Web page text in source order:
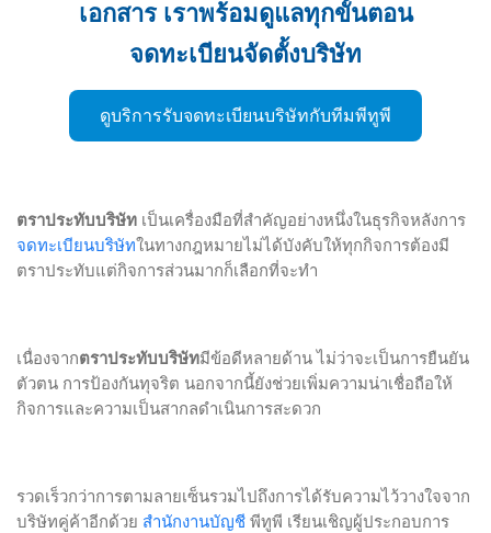
เอกสาร เราพร้อมดูแลทุกขั้นตอน
จดทะเบียนจัดตั้งบริษัท
ดูบริการรับจดทะเบียนบริษัทกับทีมพีทูพี
ตราประทับบริษัท เป็นเครื่องมือที่สำคัญอย่างหนึ่งในธุรกิจหลังการ
จดทะเบียนบริษัทในทางกฎหมายไม่ได้บังคับให้ทุกกิจการต้องมี
ตราประทับแต่กิจการส่วนมากก็เลือกที่จะทำ
เนื่องจากตราประทับบริษัทมีข้อดีหลายด้าน ไม่ว่าจะเป็นการยืนยัน
ตัวตน การป้องกันทุจริต นอกจากนี้ยังช่วยเพิ่มความน่าเชื่อถือให้
กิจการและความเป็นสากลดำเนินการสะดวก
รวดเร็วกว่าการตามลายเซ็นรวมไปถึงการได้รับความไว้วางใจจาก
บริษัทคู่ค้าอีกด้วย สำนักงานบัญชี พีทูพี เรียนเชิญผู้ประกอบการ